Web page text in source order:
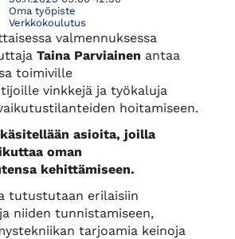
Oma työpiste
Verkkokoulutus
valmennuksessa
Taina Parviainen antaa
toimiville
vinkkejä ja työkaluja
hoitamiseen.
asioita, joilla
oman
kehittämiseen.
tutustutaan erilaisiin
niiden tunnistamiseen,
tarjoamia keinoja